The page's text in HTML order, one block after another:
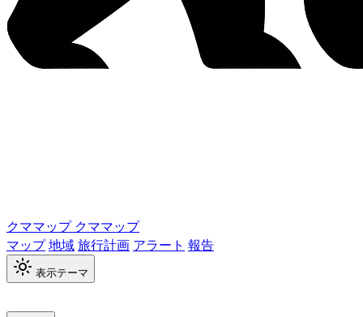
クママップ クママップ
マップ地域旅行計画 アラート 報告
表示テーマ